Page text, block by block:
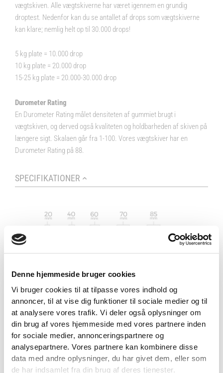
Denne hjemmeside bruger cookies
Vi bruger cookies til at tilpasse vores indhold og
annoncer, til at vise dig funktioner til sociale medier og til
at analysere vores trafik. Vi deler også oplysninger om
din brug af vores hjemmeside med vores partnere inden
for sociale medier, annonceringspartnere og
analysepartnere. Vores partnere kan kombinere disse
data med andre oplysninger, du har givet dem, eller som
de har indsamlet fra din brug af deres tjenester.
vægtskiven. Alle vægtskiverne har været igennem en grundig
droptest. Nedenfor kan du se antallet af drops som vægtskiverne
kan klare; nemlig helt op til 30.000 drops!
5 kg plate = 10.000 drop
10 kg plate = 20.000 drop
15-25 kg plate = 20.000-30.000 drop
Durometer Rating
En Durometer Rating målet densiteten af gummiet brugt i
vægtskiven, og derved også kvaliteten og holdbarheden af skiven på
længere sigt. Skalaen går fra 1-100. Vores vægtskiver har en
Durometer Rating på 88.
SPECIFIKATIONER
Brand MM Custom Gym
VIND 2 VALGFRIE HÅNDVÆGTE 💥
Tilmeld dig nyhedsbrevet og deltag i
konkurrencen om 2 valgfrie
håndvægte. (Vælg selv vægten –
maks. 1.000 kr.)